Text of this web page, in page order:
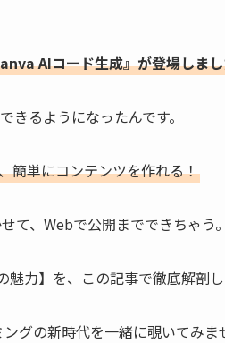
AIコード生成』が登場しま
きるようになったんです。
簡単にコンテンツを作れる！
て、Webで公開までできちゃう。
力】を、この記事で徹底解剖し
グの新時代を一緒に覗いてみま